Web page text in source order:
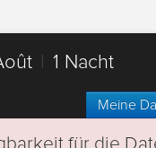
1 Nacht
Meine
für die